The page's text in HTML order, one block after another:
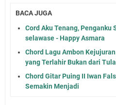
BACA JUGA
Cord Aku Tenang, Penganku
selawase - Happy Asmara
Chord Lagu Ambon
yang Terlahir Bukan dari
Chord Gitar Puing II Iwan
Semakin Menjadi